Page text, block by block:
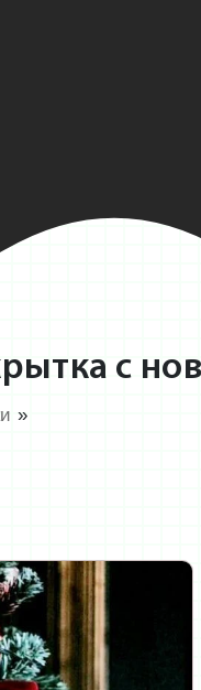
с
»